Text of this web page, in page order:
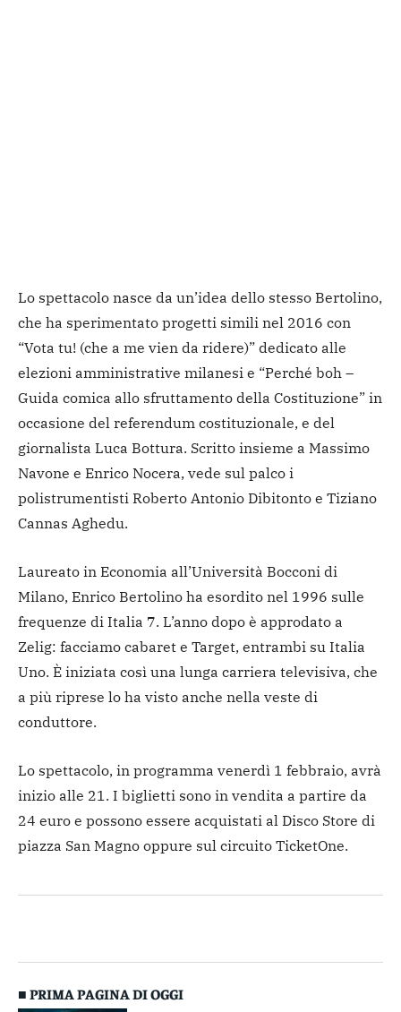
Lo spettacolo nasce da un’idea dello stesso Bertolino,
che ha sperimentato progetti simili nel 2016 con
“Vota tu! (che a me vien da ridere)” dedicato alle
elezioni amministrative milanesi e “Perché boh –
Guida comica allo sfruttamento della Costituzione” in
occasione del referendum costituzionale, e del
giornalista Luca Bottura. Scritto insieme a Massimo
Navone e Enrico Nocera, vede sul palco i
polistrumentisti Roberto Antonio Dibitonto e Tiziano
Cannas Aghedu.
Laureato in Economia all’Università Bocconi di
Milano, Enrico Bertolino ha esordito nel 1996 sulle
frequenze di Italia 7. L’anno dopo è approdato a
Zelig: facciamo cabaret e Target, entrambi su Italia
Uno. È iniziata così una lunga carriera televisiva, che
a più riprese lo ha visto anche nella veste di
conduttore.
Lo spettacolo, in programma venerdì 1 febbraio, avrà
inizio alle 21. I biglietti sono in vendita a partire da
24 euro e possono essere acquistati al Disco Store di
piazza San Magno oppure sul circuito TicketOne.
■ PRIMA PAGINA DI OGGI